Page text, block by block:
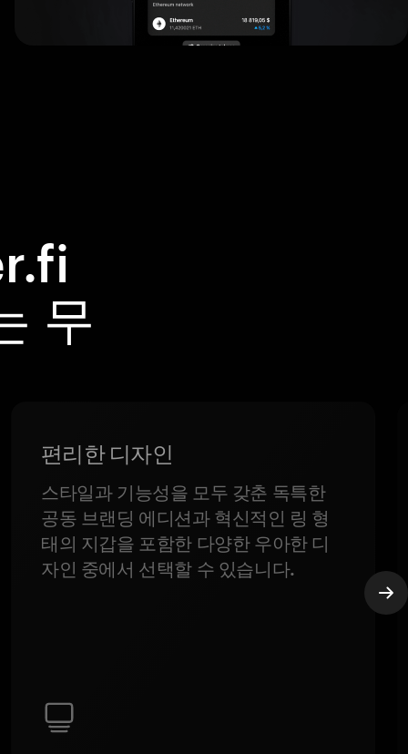
무
편리한 디자인
스타일과 기능성을 모두 갖춘 독특한
공동 브랜딩 에디션과 혁신적인 링 형
태의 지갑을 포함한 다양한 우아한 디
자인 중에서 선택할 수 있습니다.